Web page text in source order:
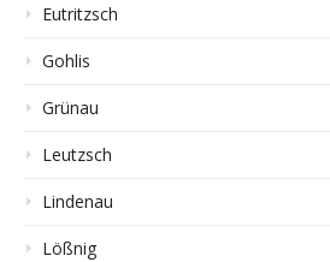
Eutritzsch
Gohlis
Grünau
Leutzsch
Lindenau
Lößnig